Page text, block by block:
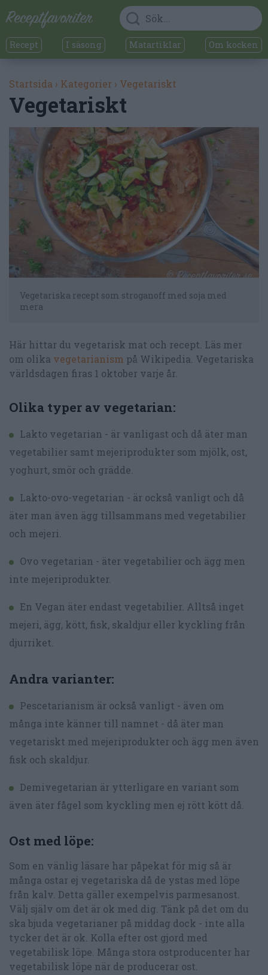
Recept I säsong Matartiklar Om kocken
Startsida › Kategorier › Vegetariskt
Vegetariskt
Vegetariska recept som stroganoff med soja med
mera
Här hittar du vegetarisk mat och recept. Läs mer
om olika vegetarianism på Wikipedia. Vegetariska
världsdagen firas 1 oktober varje år.
Olika typer av vegetarian:
Lakto vegetarian - är vanligast och då äter man
vegetabilier samt mejeriprodukter som mjölk, ost,
yoghurt, smör och grädde.
Lakto-ovo-vegetarian - är också vanligt och då
äter man även ägg tillsammans med vegetabilier
och mejeri.
Ovo vegetarian - äter vegetabilier och ägg men
inte mejeriprodukter.
En Vegan äter endast vegetabilier. Alltså inget
mejeri, ägg, kött, fisk, skaldjur eller kyckling från
djurriket.
Andra varianter:
Pescetarianism är också vanligt - även om
många inte känner till namnet - då äter man
vegetariskt med mejeriprodukter och ägg men även
fisk och skaldjur.
Demivegetarian är ytterligare en variant som
även äter fågel som kyckling men ej rött kött då.
Ost med löpe:
Som en vänlig läsare har påpekat för mig så är
många ostar ej vegetariska då de ystas med löpe
från kalv. Detta gäller exempelvis parmesanost.
Välj själv om det är ok med dig. Tänk på det om du
ska bjuda vegetarianer på middag dock - inte alla
tycker det är ok. Kolla efter ost gjord med
vegetabilisk löpe. Många stora ostproducenter har
vegetabilisk löpe när de producerar ost.